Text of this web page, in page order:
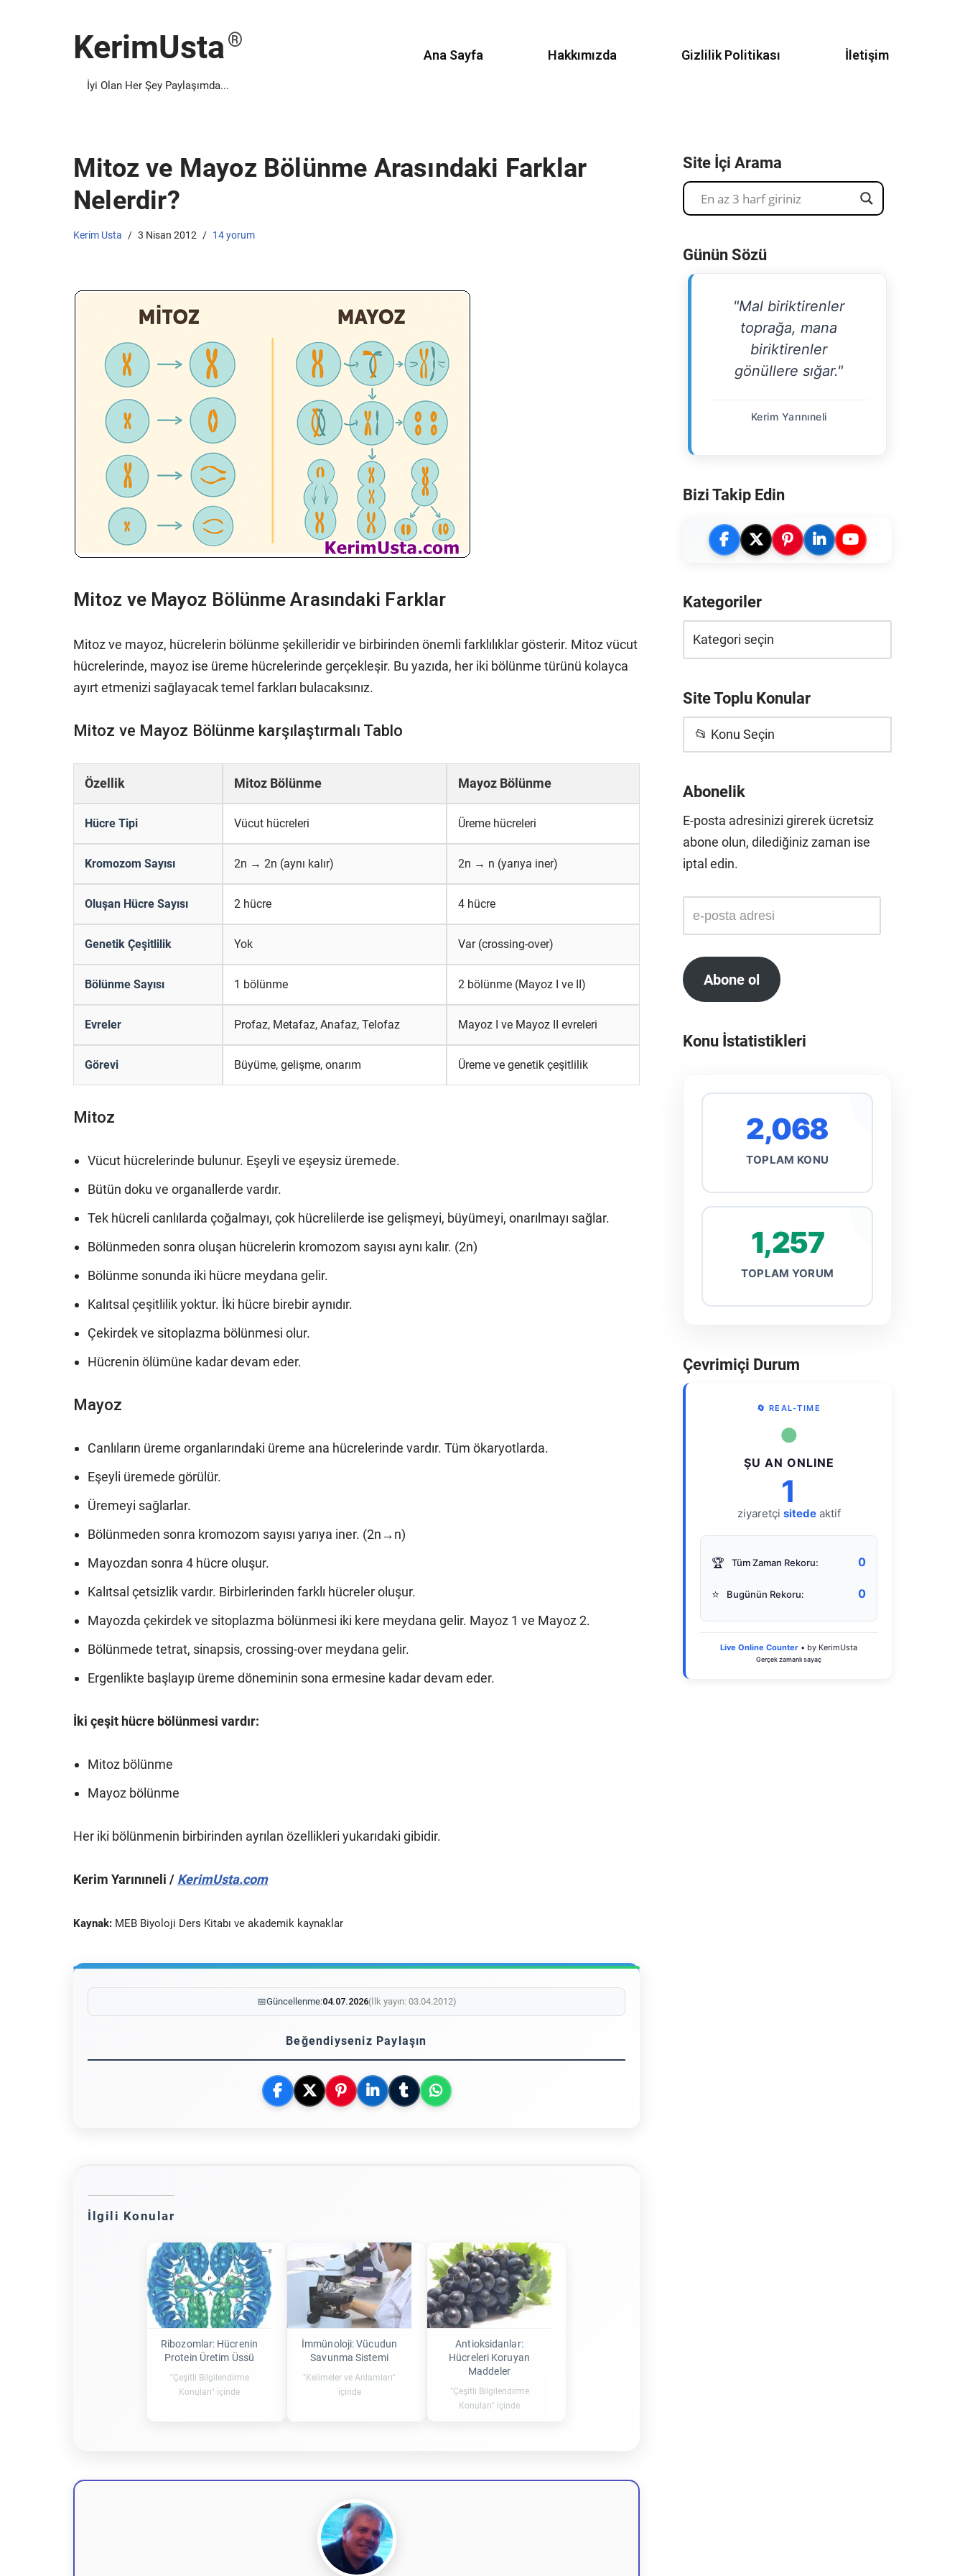
KerimUsta
İyi Olan Her Şey Paylaşımda...
Ana Sayfa Hakkımızda Gizlilik Politikası İletişim
Mitoz ve Mayoz Bölünme Arasındaki Farklar
Nelerdir?
Kerim Usta 3 Nisan 2012 14 yorum
Mitoz ve Mayoz Bölünme Arasındaki Farklar
Mitoz ve mayoz, hücrelerin bölünme şekilleridir ve birbirinden önemli farklılıklar gösterir. Mitoz vücut
hücrelerinde, mayoz ise üreme hücrelerinde gerçekleşir. Bu yazıda, her iki bölünme türünü kolayca
ayırt etmenizi sağlayacak temel farkları bulacaksınız.
Mitoz ve Mayoz Bölünme karşılaştırmalı Tablo
Özellik Mitoz Bölünme Mayoz Bölünme
Hücre Tipi Vücut hücreleri Üreme hücreleri
Kromozom Sayısı 2n → 2n (aynı kalır) 2n → n (yarıya iner)
Oluşan Hücre Sayısı 2 hücre 4 hücre
Genetik Çeşitlilik Yok Var (crossing-over)
Bölünme Sayısı 1 bölünme 2 bölünme (Mayoz I ve II)
Evreler Profaz, Metafaz, Anafaz, Telofaz Mayoz I ve Mayoz II evreleri
Görevi Büyüme, gelişme, onarım Üreme ve genetik çeşitlilik
Mitoz
Vücut hücrelerinde bulunur. Eşeyli ve eşeysiz üremede.
Bütün doku ve organallerde vardır.
Tek hücreli canlılarda çoğalmayı, çok hücrelilerde ise gelişmeyi, büyümeyi, onarılmayı sağlar.
Bölünmeden sonra oluşan hücrelerin kromozom sayısı aynı kalır. (2n)
Bölünme sonunda iki hücre meydana gelir.
Kalıtsal çeşitlilik yoktur. İki hücre birebir aynıdır.
Çekirdek ve sitoplazma bölünmesi olur.
Hücrenin ölümüne kadar devam eder.
Mayoz
Canlıların üreme organlarındaki üreme ana hücrelerinde vardır. Tüm ökaryotlarda.
Eşeyli üremede görülür.
Üremeyi sağlarlar.
Bölünmeden sonra kromozom sayısı yarıya iner. (2n→n)
Mayozdan sonra 4 hücre oluşur.
Kalıtsal çetsizlik vardır. Birbirlerinden farklı hücreler oluşur.
Mayozda çekirdek ve sitoplazma bölünmesi iki kere meydana gelir. Mayoz 1 ve Mayoz 2.
Bölünmede tetrat, sinapsis, crossing-over meydana gelir.
Ergenlikte başlayıp üreme döneminin sona ermesine kadar devam eder.
İki çeşit hücre bölünmesi vardır:
Mitoz bölünme
Mayoz bölünme
Her iki bölünmenin birbirinden ayrılan özellikleri yukarıdaki gibidir.
Kerim Yarınıneli / KerimUsta.com
Kaynak: MEB Biyoloji Ders Kitabı ve akademik kaynaklar
📅Güncellenme:04.07.2026(İlk yayın: 03.04.2012)
Beğendiyseniz Paylaşın
İlgili Konular
Ribozomlar: Hücrenin
Protein Üretim Üssü
"Çeşitli Bilgilendirme
Konuları" içinde
İmmünoloji: Vücudun
Savunma Sistemi
"Kelimeler ve Anlamları"
içinde
Antioksidanlar:
Hücreleri Koruyan
Maddeler
"Çeşitli Bilgilendirme
Konuları" içinde
Site İçi Arama
Günün Sözü
"Mal biriktirenler
toprağa, mana
biriktirenler
gönüllere sığar."
Kerim Yarınıneli
Bizi Takip Edin
Kategoriler
Site Toplu Konular
📂 Konu Seçin
Abonelik
E-posta adresinizi girerek ücretsiz
abone olun, dilediğiniz zaman ise
iptal edin.
Abone ol
Konu İstatistikleri
2,068
TOPLAM KONU
1,257
TOPLAM YORUM
Çevrimiçi Durum
🔄 REAL-TIME
●
ŞU AN ONLINE
1
ziyaretçi sitedeaktif
🏆 Tüm Zaman Rekoru: 0
⭐ Bugünün Rekoru: 0
Live Online Counter • by KerimUsta
Gerçek zamanlı sayaç